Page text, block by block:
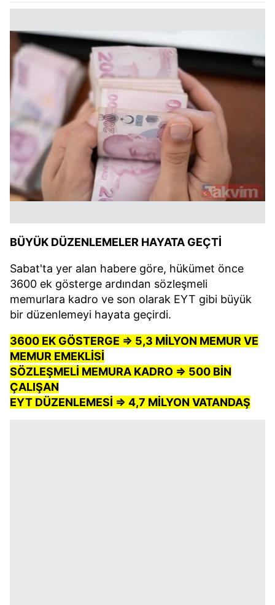
BÜYÜK DÜZENLEMELER HAYATA GEÇTİ
Sabat'ta yer alan habere göre, hükümet önce
3600 ek gösterge ardından sözleşmeli
memurlara kadro ve son olarak EYT gibi büyük
bir düzenlemeyi hayata geçirdi.
3600 EK GÖSTERGE => 5,3 MİLYON MEMUR VE
MEMUR EMEKLİSİ
SÖZLEŞMELİ MEMURA KADRO => 500 BİN
ÇALIŞAN
EYT DÜZENLEMESİ => 4,7 MİLYON VATANDAŞ